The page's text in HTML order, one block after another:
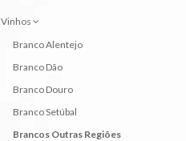
Vinhos
Branco Alentejo
Branco Dão
Branco Douro
Branco Setúbal
Brancos Outras Regiões